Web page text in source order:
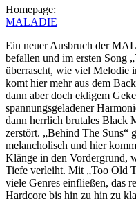
Homepage:
MALADIE
Ein neuer Ausbruch der
befallen und im ersten Song
überrascht, wie viel Melodie
komt hier mehr aus dem
dann aber doch ekligem
spannungsgeladener
dann herrlich brutales Black
zerstört. „Behind The Suns“
melancholisch und hier
Klänge in den Vordergrund,
Tiefe verleiht. Mit „Too Old
viele Genres einfließen, das
Hardcore bis hin zu hin zu